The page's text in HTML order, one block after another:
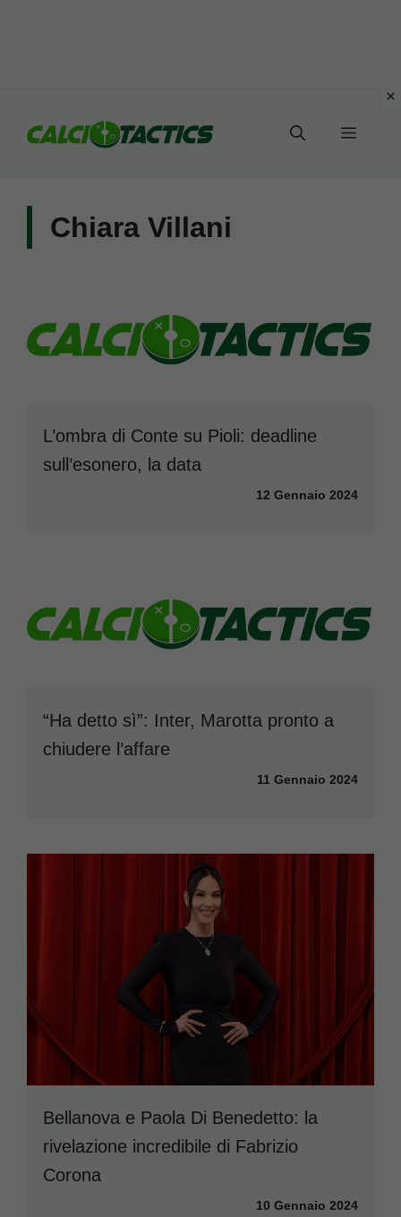
Menu
Chiara Villani
L’ombra di Conte su Pioli: deadline
sull’esonero, la data
12 Gennaio 2024
“Ha detto sì”: Inter, Marotta pronto a
chiudere l’affare
11 Gennaio 2024
Bellanova e Paola Di Benedetto: la
rivelazione incredibile di Fabrizio
Corona
10 Gennaio 2024